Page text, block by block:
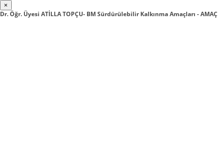
×
Dr. Öğr. Üyesi ATİLLA TOPÇU- BM Sürdürülebilir Kalkınma Amaçları - AMAÇ